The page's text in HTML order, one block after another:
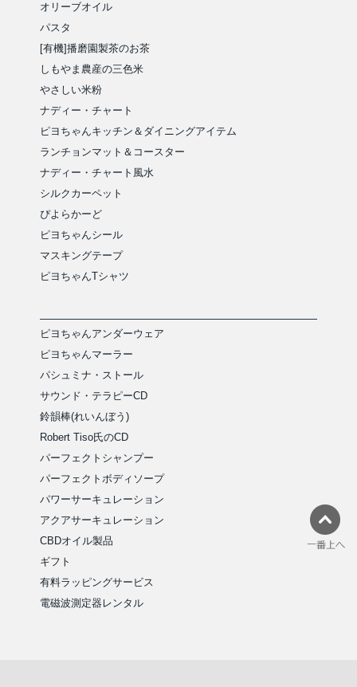
オリーブオイル
パスタ
[有機]播磨園製茶のお茶
しもやま農産の三色米
やさしい米粉
ナディー・チャート
ピヨちゃんキッチン＆ダイニングアイテム
ランチョンマット＆コースター
ナディー・チャート風水
シルクカーペット
ぴよらかーど
ピヨちゃんシール
マスキングテープ
ピヨちゃんTシャツ
ピヨちゃんアンダーウェア
ピヨちゃんマーラー
パシュミナ・ストール
サウンド・テラピーCD
鈴韻棒(れいんぼう)
Robert Tiso氏のCD
パーフェクトシャンプー
パーフェクトボディソープ
パワーサーキュレーション
アクアサーキュレーション
CBDオイル製品
ギフト
有料ラッピングサービス
電磁波測定器レンタル